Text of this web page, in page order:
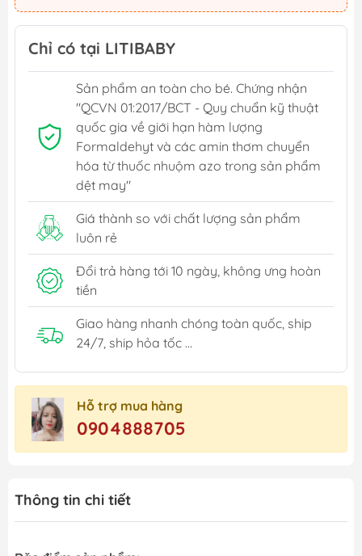
Chỉ có tại LITIBABY
Sản phẩm an toàn cho bé. Chứng nhận
"QCVN 01:2017/BCT - Quy chuẩn kỹ thuật
quốc gia về giới hạn hàm lượng
Formaldehyt và các amin thơm chuyển
hóa từ thuốc nhuộm azo trong sản phẩm
dệt may"
Giá thành so với chất lượng sản phẩm
luôn rẻ
Đổi trả hàng tới 10 ngày, không ưng hoàn
tiền
Giao hàng nhanh chóng toàn quốc, ship
24/7, ship hỏa tốc ...
Hỗ trợ mua hàng
0904888705
Thông tin chi tiết